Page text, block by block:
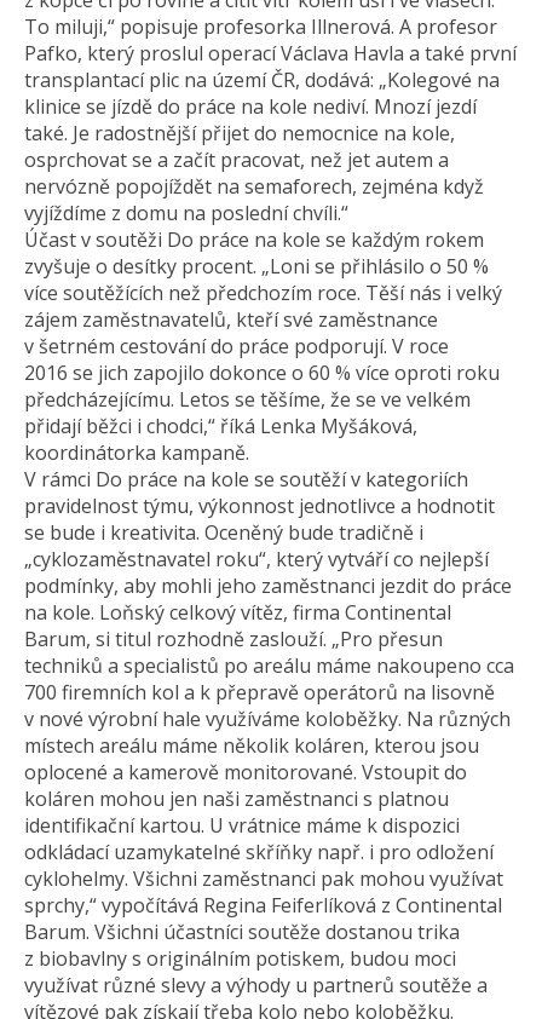
To miluji,“ popisuje profesorka Illnerová. A profesor
Pafko, který proslul operací Václava Havla a také první
transplantací plic na území ČR, dodává: „Kolegové na
klinice se jízdě do práce na kole nediví. Mnozí jezdí
také. Je radostnější přijet do nemocnice na kole,
osprchovat se a začít pracovat, než jet autem a
nervózně popojíždět na semaforech, zejména když
vyjíždíme z domu na poslední chvíli.“
Účast v soutěži Do práce na kole se každým rokem
zvyšuje o desítky procent. „Loni se přihlásilo o 50 %
více soutěžících než předchozím roce. Těší nás i velký
zájem zaměstnavatelů, kteří své zaměstnance
v šetrném cestování do práce podporují. V roce
2016 se jich zapojilo dokonce o 60 % více oproti roku
předcházejícímu. Letos se těšíme, že se ve velkém
přidají běžci i chodci,“ říká Lenka Myšáková,
koordinátorka kampaně.
V rámci Do práce na kole se soutěží v kategoriích
pravidelnost týmu, výkonnost jednotlivce a hodnotit
se bude i kreativita. Oceněný bude tradičně i
„cyklozaměstnavatel roku“, který vytváří co nejlepší
podmínky, aby mohli jeho zaměstnanci jezdit do práce
na kole. Loňský celkový vítěz, firma Continental
Barum, si titul rozhodně zaslouží. „Pro přesun
techniků a specialistů po areálu máme nakoupeno cca
700 firemních kol a k přepravě operátorů na lisovně
v nové výrobní hale využíváme koloběžky. Na různých
místech areálu máme několik koláren, kterou jsou
oplocené a kamerově monitorované. Vstoupit do
koláren mohou jen naši zaměstnanci s platnou
identifikační kartou. U vrátnice máme k dispozici
odkládací uzamykatelné skříňky např. i pro odložení
cyklohelmy. Všichni zaměstnanci pak mohou využívat
sprchy,“ vypočítává Regina Feiferlíková z Continental
Barum. Všichni účastníci soutěže dostanou trika
z biobavlny s originálním potiskem, budou moci
využívat různé slevy a výhody u partnerů soutěže a
vítězové pak získají třeba kolo nebo koloběžku.